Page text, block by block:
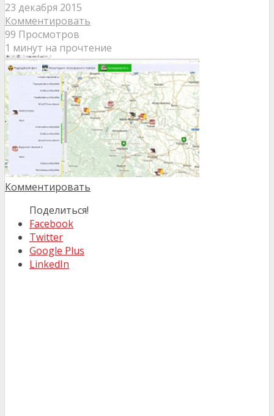
23 декабря 2015
Комментировать
99 Просмотров
1 минут на прочтение
Комментировать
Поделиться!
Facebook
Twitter
Google Plus
LinkedIn